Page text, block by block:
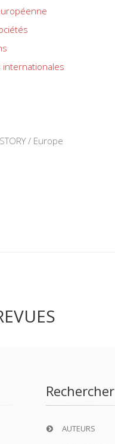
internationales
/ Europe
Rechercher
AUTEURS